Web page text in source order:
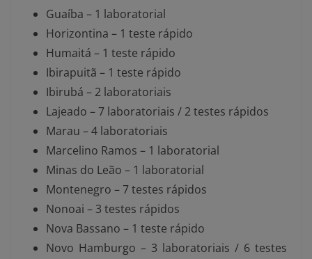
Guaíba – 1 laboratorial
Horizontina – 1 teste rápido
Humaitá – 1 teste rápido
Ibirapuitã – 1 teste rápido
Ibirubá – 2 laboratoriais
Lajeado – 7 laboratoriais / 2 testes rápidos
Marau – 4 laboratoriais
Marcelino Ramos – 1 laboratorial
Minas do Leão – 1 laboratorial
Montenegro – 7 testes rápidos
Nonoai – 3 testes rápidos
Nova Bassano – 1 teste rápido
Novo Hamburgo – 3 laboratoriais / 6 testes